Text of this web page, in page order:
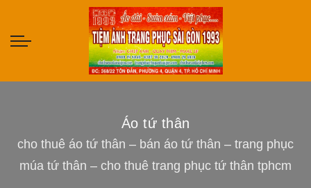
Áo tứ thân
cho thuê áo tứ thân – bán áo tứ thân – trang phục
múa tứ thân – cho thuê trang phục tứ thân tphcm